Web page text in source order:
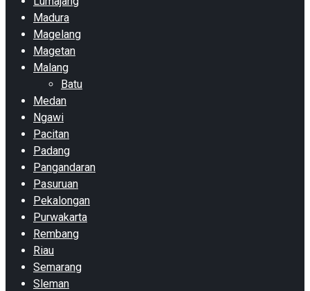
Madura
Magelang
Magetan
Malang
Batu
Medan
Ngawi
Pacitan
Padang
Pangandaran
Pasuruan
Pekalongan
Purwakarta
Rembang
Riau
Semarang
Sleman